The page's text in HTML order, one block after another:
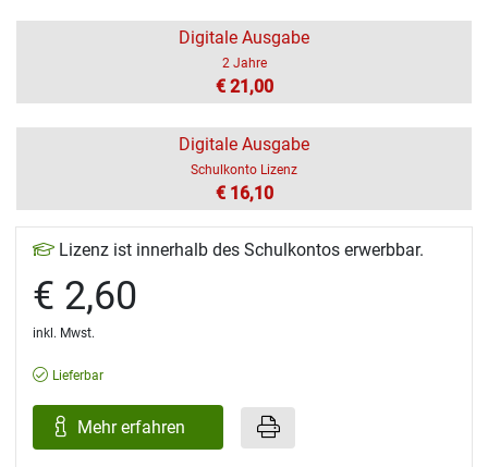
Digitale Ausgabe
2 Jahre
€ 21,00
Digitale Ausgabe
Schulkonto Lizenz
€ 16,10
Lizenz ist innerhalb des Schulkontos erwerbbar.
€ 2,60
inkl. Mwst.
Lieferbar
Mehr erfahren